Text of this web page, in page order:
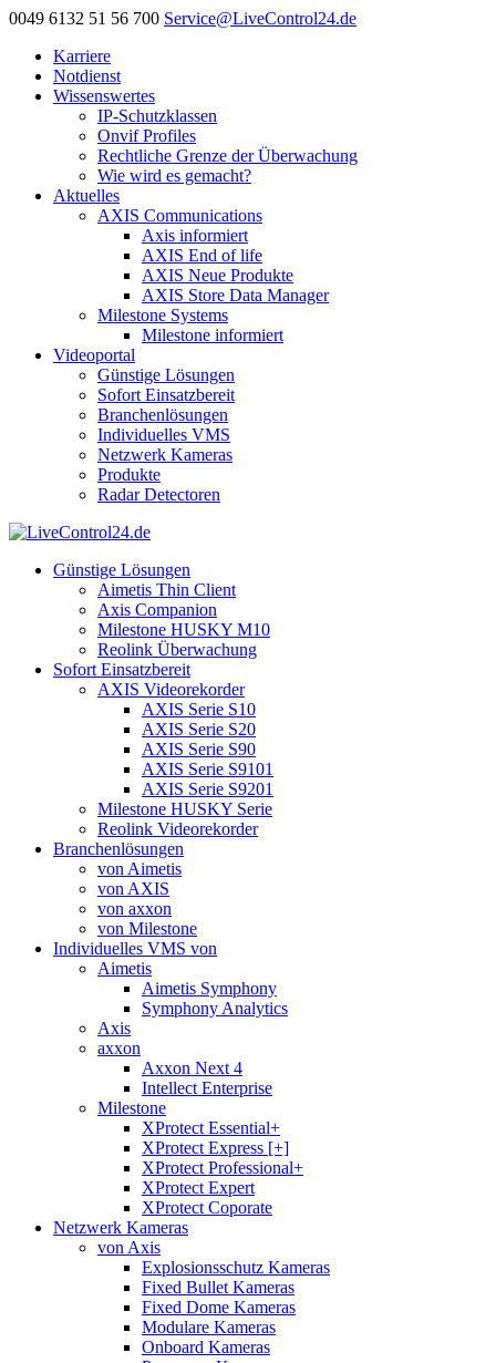
0049 6132 51 56 700 Service@LiveControl24.de
Karriere
Notdienst
Wissenswertes
IP-Schutzklassen
Onvif Profiles
Rechtliche Grenze der Überwachung
Wie wird es gemacht?
Aktuelles
AXIS Communications
Axis informiert
AXIS End of life
AXIS Neue Produkte
AXIS Store Data Manager
Milestone Systems
Milestone informiert
Videoportal
Günstige Lösungen
Sofort Einsatzbereit
Branchenlösungen
Individuelles VMS
Netzwerk Kameras
Produkte
Radar Detectoren
Günstige Lösungen
Aimetis Thin Client
Axis Companion
Milestone HUSKY M10
Reolink Überwachung
Sofort Einsatzbereit
AXIS Videorekorder
AXIS Serie S10
AXIS Serie S20
AXIS Serie S90
AXIS Serie S9101
AXIS Serie S9201
Milestone HUSKY Serie
Reolink Videorekorder
Branchenlösungen
von Aimetis
von AXIS
von axxon
von Milestone
Individuelles VMS von
Aimetis
Aimetis Symphony
Symphony Analytics
Axis
axxon
Axxon Next 4
Intellect Enterprise
Milestone
XProtect Essential+
XProtect Express [+]
XProtect Professional+
XProtect Expert
XProtect Coporate
Netzwerk Kameras
von Axis
Explosionsschutz Kameras
Fixed Bullet Kameras
Fixed Dome Kameras
Modulare Kameras
Onboard Kameras